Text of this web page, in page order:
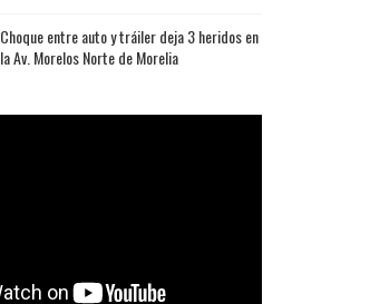
Choque entre auto y tráiler deja 3 heridos en
la Av. Morelos Norte de Morelia